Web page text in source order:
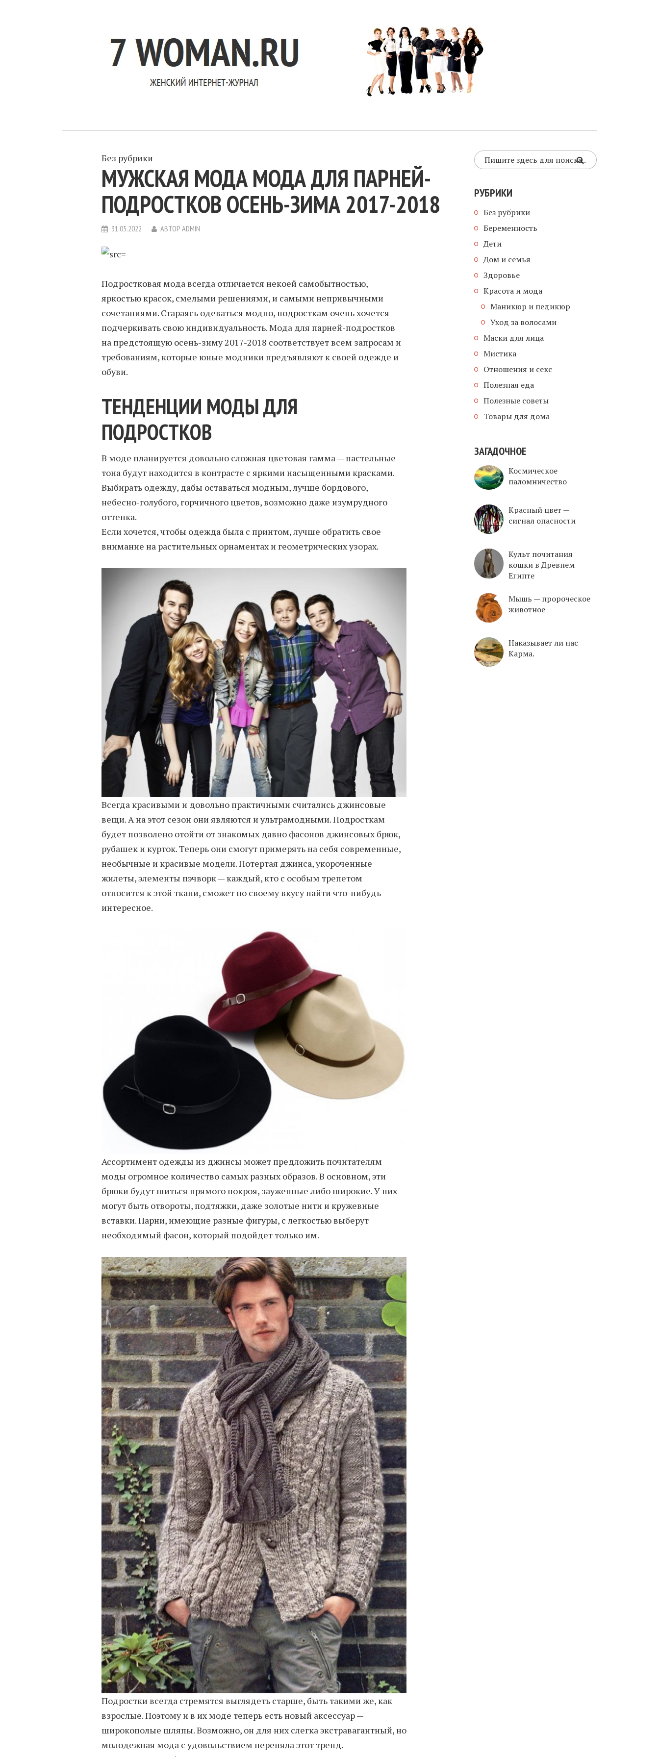
Без рубрики
МУЖСКАЯ МОДА МОДА ДЛЯ ПАРНЕЙ-
ПОДРОСТКОВ ОСЕНЬ-ЗИМА 2017-2018
31.05.2022 АВТОР ADMIN
Подростковая мода всегда отличается некоей самобытностью,
яркостью красок, смелыми решениями, и самыми непривычными
сочетаниями. Стараясь одеваться модно, подросткам очень хочется
подчеркивать свою индивидуальность. Мода для парней-подростков
на предстоящую осень-зиму 2017-2018 соответствует всем запросам и
требованиям, которые юные модники предъявляют к своей одежде и
обуви.
ТЕНДЕНЦИИ МОДЫ ДЛЯ
ПОДРОСТКОВ
В моде планируется довольно сложная цветовая гамма — пастельные
тона будут находится в контрасте с яркими насыщенными красками.
Выбирать одежду, дабы оставаться модным, лучше бордового,
небесно-голубого, горчичного цветов, возможно даже изумрудного
оттенка.
Если хочется, чтобы одежда была с принтом, лучше обратить свое
внимание на растительных орнаментах и геометрических узорах.
Всегда красивыми и довольно практичными считались джинсовые
вещи. А на этот сезон они являются и ультрамодными. Подросткам
будет позволено отойти от знакомых давно фасонов джинсовых брюк,
рубашек и курток. Теперь они смогут примерять на себя современные,
необычные и красивые модели. Потертая джинса, укороченные
жилеты, элементы пэчворк — каждый, кто с особым трепетом
относится к этой ткани, сможет по своему вкусу найти что-нибудь
интересное.
Ассортимент одежды из джинсы может предложить почитателям
моды огромное количество самых разных образов. В основном, эти
брюки будут шиться прямого покроя, зауженные либо широкие. У них
могут быть отвороты, подтяжки, даже золотые нити и кружевные
вставки. Парни, имеющие разные фигуры, с легкостью выберут
необходимый фасон, который подойдет только им.
Подростки всегда стремятся выглядеть старше, быть такими же, как
взрослые. Поэтому и в их моде теперь есть новый аксессуар —
широкополые шляпы. Возможно, он для них слегка экстравагантный, но
молодежная мода с удовольствием переняла этот тренд.
РУБРИКИ
Без рубрики
Беременность
Дети
Дом и семья
Здоровье
Красота и мода
Маникюр и педикюр
Уход за волосами
Маски для лица
Мистика
Отношения и секс
Полезная еда
Полезные советы
Товары для дома
ЗАГАДОЧНОЕ
Космическое
паломничество
Красный цвет —
сигнал опасности
Культ почитания
кошки в Древнем
Египте
Mышь — пророческое
животное
Наказывает ли нас
Карма.